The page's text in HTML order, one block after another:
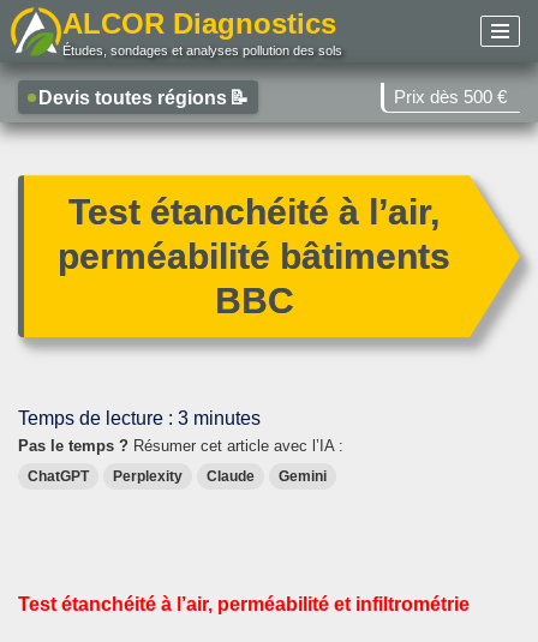
au
contenu
ALCOR Diagnostics
Études, sondages et analyses pollution des sols
Devis toutes régions 📝 Prix dès 500 €
Test étanchéité à l’air,
perméabilité bâtiments
BBC
Temps de lecture : 3 minutes
Pas le temps ? Résumer cet article avec l’IA :
ChatGPT Perplexity Claude Gemini
Test étanchéité à l’air, perméabilité et infiltrométrie